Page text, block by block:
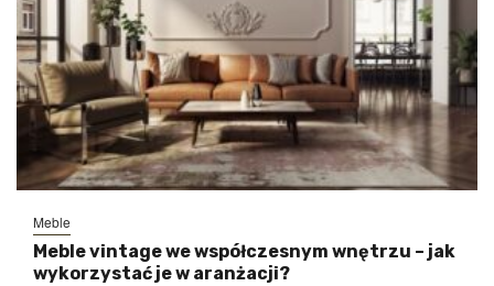
Meble
Meble vintage we współczesnym wnętrzu – jak
wykorzystać je w aranżacji?